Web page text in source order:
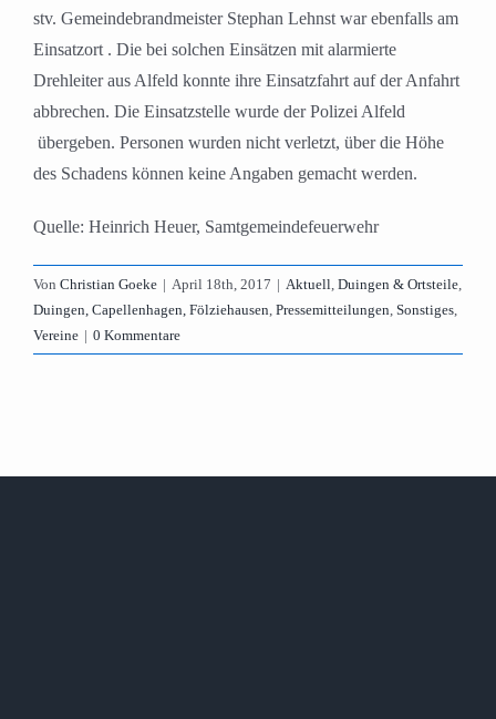
stv. Gemeindebrandmeister Stephan Lehnst war ebenfalls am
Einsatzort . Die bei solchen Einsätzen mit alarmierte
Drehleiter aus Alfeld konnte ihre Einsatzfahrt auf der Anfahrt
abbrechen. Die Einsatzstelle wurde der Polizei Alfeld
übergeben. Personen wurden nicht verletzt, über die Höhe
des Schadens können keine Angaben gemacht werden.
Quelle: Heinrich Heuer, Samtgemeindefeuerwehr
Von Christian Goeke | April 18th, 2017 | Aktuell, Duingen & Ortsteile,
Duingen, Capellenhagen, Fölziehausen, Pressemitteilungen, Sonstiges,
Vereine | 0 Kommentare